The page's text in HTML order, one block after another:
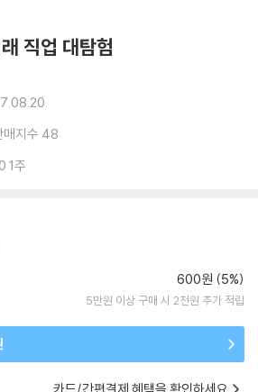
직업 대탐험
매지수 48
1주
600원 (5%)
5만원 이상 구매 시 2천원 추가 적립